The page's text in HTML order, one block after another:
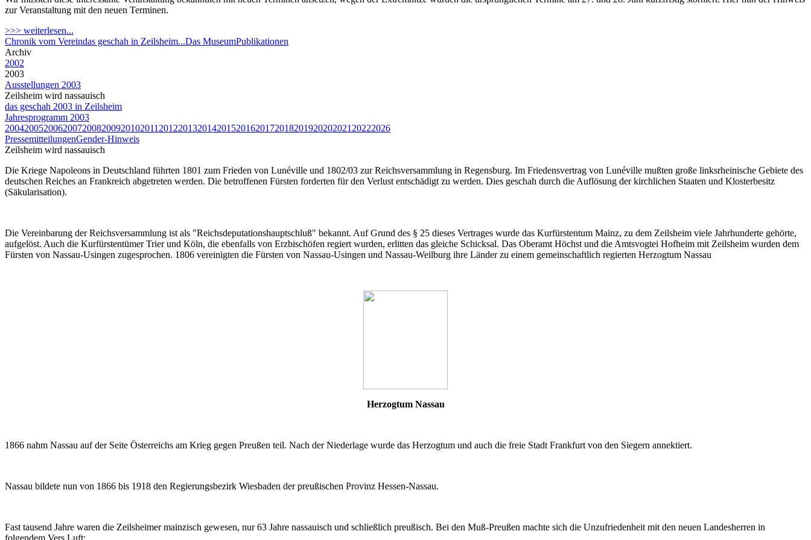
zur Veranstaltung mit den neuen Terminen.
>>> weiterlesen...
Chronik vom Vereindas geschah in Zeilsheim...Das MuseumPublikationen
Archiv
2002
2003
Ausstellungen 2003
Zeilsheim wird nassauisch
das geschah 2003 in Zeilsheim
Jahresprogramm 2003
20042005200620072008200920102011 2012201320142015201620172018201920202021 20222026
PressemitteilungenGender-Hinweis
Zeilsheim wird nassauisch
Die Kriege Napoleons in Deutschland führten 1801 zum Frieden von Lunéville und 1802/03 zur Reichsversammlung in Regensburg. Im Friedensvertrag von Lunéville mußten große linksrheinische Gebiete des
deutschen Reiches an Frankreich abgetreten werden. Die betroffenen Fürsten forderten für den Verlust entschädigt zu werden. Dies geschah durch die Auflösung der kirchlichen Staaten und Klosterbesitz
(Säkularisation).
Die Vereinbarung der Reichsversammlung ist als "Reichsdeputationshauptschluß" bekannt. Auf Grund des § 25 dieses Vertrages wurde das Kurfürstentum Mainz, zu dem Zeilsheim viele Jahrhunderte gehörte,
aufgelöst. Auch die Kurfürstentümer Trier und Köln, die ebenfalls von Erzbischöfen regiert wurden, erlitten das gleiche Schicksal. Das Oberamt Höchst und die Amtsvogtei Hofheim mit Zeilsheim wurden dem
Fürsten von Nassau-Usingen zugesprochen. 1806 vereinigten die Fürsten von Nassau-Usingen und Nassau-Weilburg ihre Länder zu einem gemeinschaftlich regierten Herzogtum Nassau
Herzogtum Nassau
1866 nahm Nassau auf der Seite Österreichs am Krieg gegen Preußen teil. Nach der Niederlage wurde das Herzogtum und auch die freie Stadt Frankfurt von den Siegern annektiert.
Nassau bildete nun von 1866 bis 1918 den Regierungsbezirk Wiesbaden der preußischen Provinz Hessen-Nassau.
Fast tausend Jahre waren die Zeilsheimer mainzisch gewesen, nur 63 Jahre nassauisch und schließlich preußisch. Bei den Muß-Preußen machte sich die Unzufriedenheit mit den neuen Landesherren in
folgendem Vers Luft: